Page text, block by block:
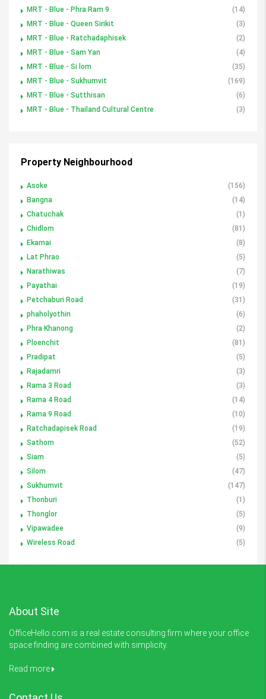
MRT - Blue - Phra Ram 9
(14)
MRT - Blue - Queen Sirikit
(3)
MRT - Blue - Ratchadaphisek
(2)
MRT - Blue - Sam Yan
(4)
MRT - Blue - Si lom
(35)
MRT - Blue - Sukhumvit
(169)
MRT - Blue - Sutthisan
(6)
MRT - Blue - Thailand Cultural Centre
(3)
Property Neighbourhood
Asoke
(156)
Bangna
(14)
Chatuchak
(1)
Chidlom
(81)
Ekamai
(8)
Lat Phrao
(5)
Narathiwas
(7)
Payathai
(19)
Petchaburi Road
(31)
phaholyothin
(6)
Phra Khanong
(2)
Ploenchit
(81)
Pradipat
(5)
Rajadamri
(3)
Rama 3 Road
(3)
Rama 4 Road
(14)
Rama 9 Road
(10)
Ratchadapisek Road
(19)
Sathorn
(52)
Siam
(5)
Silom
(47)
Sukhumvit
(147)
Thonburi
(1)
Thonglor
(5)
Vipawadee
(9)
Wireless Road
(5)
About Site
OfficeHello.com is a real estate consulting firm where your office
space finding are combined with simplicity.
Read more